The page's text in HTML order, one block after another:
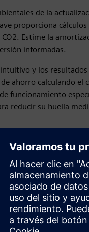
de la
proporciona cálculos
Estime la
informadas.
y los resultados
ahorro calculando el
funcionamiento
reducir su huella